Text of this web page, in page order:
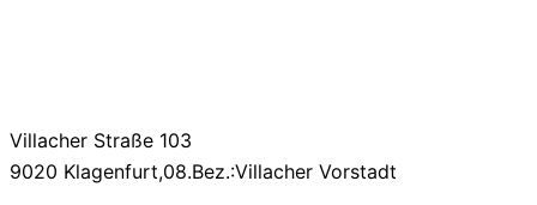
Villacher Straße 103
9020 Klagenfurt,08.Bez.:Villacher Vorstadt